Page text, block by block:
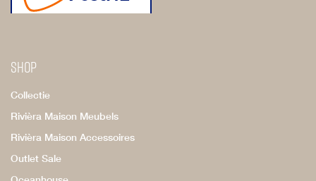
Shop
Collectie
Rivièra Maison Meubels
Rivièra Maison Accessoires
Outlet Sale